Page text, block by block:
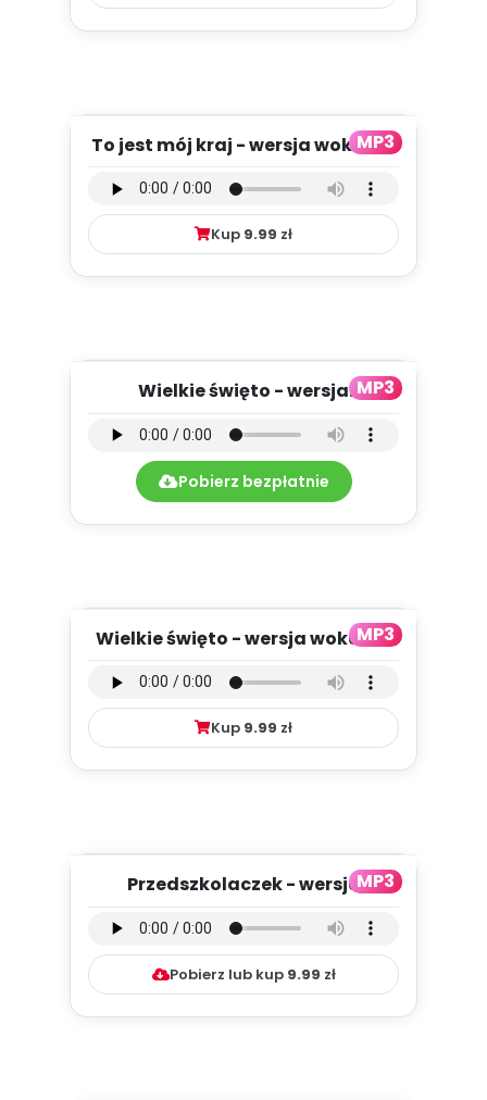
MP3
To jest mój kraj - wersja wokalna
Kup 9.99 zł
MP3
Wielkie święto - wersja
Pobierz bezpłatnie
MP3
Wielkie święto - wersja wokalna
Kup 9.99 zł
MP3
Przedszkolaczek - wersja
Pobierz lub kup 9.99 zł